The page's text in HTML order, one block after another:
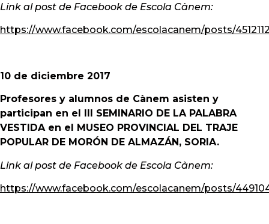
Link al post de Facebook de Escola Cànem:
https://www.facebook.com/escolacanem/posts/
10 de diciembre 2017
Profesores y alumnos de Cànem asisten y
participan en el III SEMINARIO DE LA PALABRA
VESTIDA en el MUSEO PROVINCIAL DEL TRAJE
POPULAR DE MORÓN DE ALMAZÁN, SORIA.
Link al post de Facebook de Escola Cànem:
https://www.facebook.com/escolacanem/posts/